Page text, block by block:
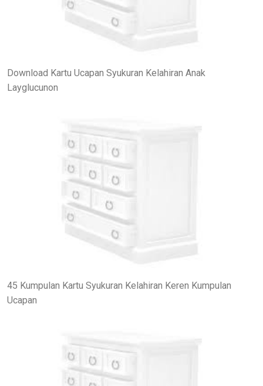
Download Kartu Ucapan Syukuran Kelahiran Anak
Layglucunon
45 Kumpulan Kartu Syukuran Kelahiran Keren Kumpulan
Ucapan